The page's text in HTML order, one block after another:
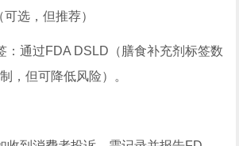
可选，但推荐）
：通过FDA DSLD（膳食补充剂标签数
，但可降低风险）。